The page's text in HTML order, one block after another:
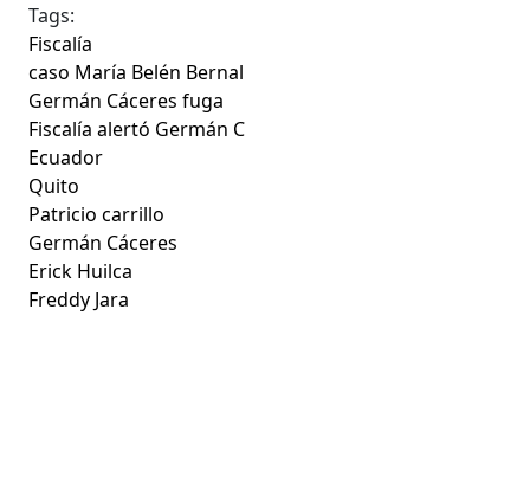
Tags:
Fiscalía
caso María Belén Bernal
Germán Cáceres fuga
Fiscalía alertó Germán C
Ecuador
Quito
Patricio carrillo
Germán Cáceres
Erick Huilca
Freddy Jara